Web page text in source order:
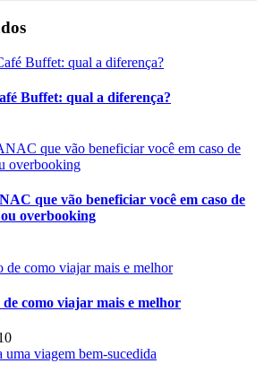
Buffet: qual a diferença?
que vão beneficiar você em caso de
overbooking
como viajar mais e melhor